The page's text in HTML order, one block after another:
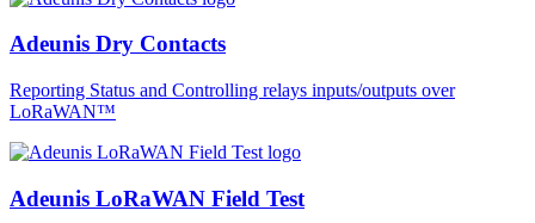
Adeunis Dry Contacts
Reporting Status and Controlling relays inputs/outputs over
LoRaWAN™
Adeunis LoRaWAN Field Test